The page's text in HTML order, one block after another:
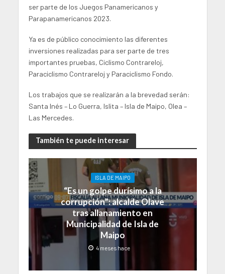
ser parte de los Juegos Panamericanos y
Parapanamericanos 2023.
Ya es de público conocimiento las diferentes
inversiones realizadas para ser parte de tres
importantes pruebas, Ciclismo Contrareloj,
Paraciclismo Contrareloj y Paraciclismo Fondo.
Los trabajos que se realizarán a la brevedad serán:
Santa Inés – Lo Guerra, Islita – Isla de Maipo, Olea –
Las Mercedes.
También te puede interesar
ISLA DE MAIPO
“Es un golpe durísimo a la
corrupción”: alcalde Olave
tras allanamiento en
Municipalidad de Isla de
Maipo
4 meses hace